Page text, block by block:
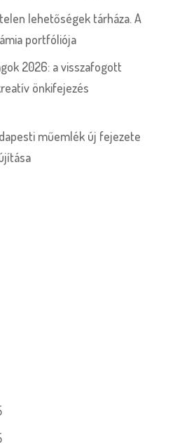
lehetőségek tárháza. A
portfóliója
2026: a visszafogott
önkifejezés
műemlék új fejezete